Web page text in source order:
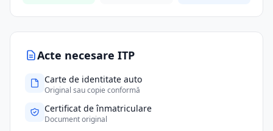
Acte necesare ITP
Carte de identitate auto
Original sau copie conformă
Certificat de înmatriculare
Document original